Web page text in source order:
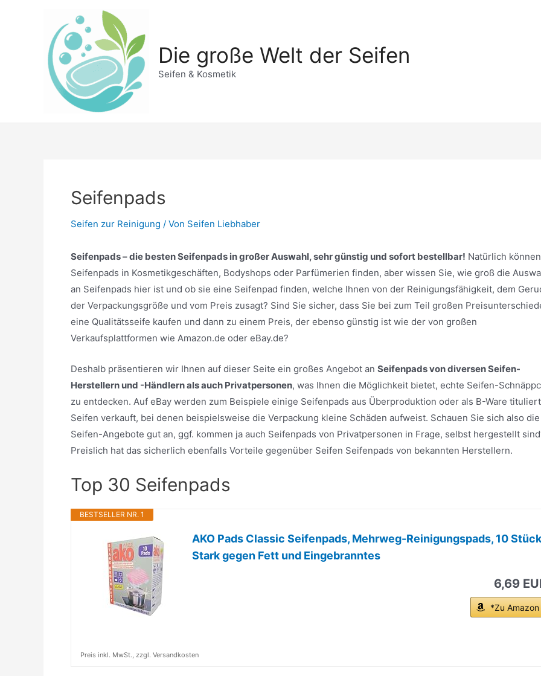
Die große Welt der Seifen
Seifen & Kosmetik
Seifenpads
Seifen zur Reinigung / Von Seifen Liebhaber
Seifenpads – die besten Seifenpads in großer Auswahl, sehr günstig und sofort bestellbar! Natürlich
Seifenpads in Kosmetikgeschäften, Bodyshops oder Parfümerien finden, aber wissen Sie, wie groß die
an Seifenpads hier ist und ob sie eine Seifenpad finden, welche Ihnen von der Reinigungsfähigkeit, dem
der Verpackungsgröße und vom Preis zusagt? Sind Sie sicher, dass Sie bei zum Teil großen
eine Qualitätsseife kaufen und dann zu einem Preis, der ebenso günstig ist wie der von großen
Verkaufsplattformen wie Amazon.de oder eBay.de?
Deshalb präsentieren wir Ihnen auf dieser Seite ein großes Angebot an Seifenpads von diversen Seifen-
Herstellern und -Händlern als auch Privatpersonen, was Ihnen die Möglichkeit bietet, echte Seifen-
zu entdecken. Auf eBay werden zum Beispiele einige Seifenpads aus Überproduktion oder als B-Ware
Seifen verkauft, bei denen beispielsweise die Verpackung kleine Schäden aufweist. Schauen Sie sich also die
Seifen-Angebote gut an, ggf. kommen ja auch Seifenpads von Privatpersonen in Frage, selbst hergestellt
Preislich hat das sicherlich ebenfalls Vorteile gegenüber Seifen Seifenpads von bekannten Herstellern.
Top 30 Seifenpads
BESTSELLER NR. 1
AKO Pads Classic Seifenpads, Mehrweg-Reinigungspads, 10
Stark gegen Fett und Eingebranntes
6,69
*Zu Amazon
Preis inkl. MwSt., zzgl. Versandkosten